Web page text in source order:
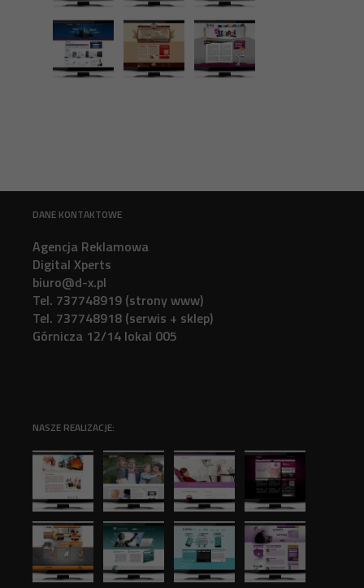
DANE KONTAKTOWE
Agencja Reklamowa
Digital Xperts
biuro@d-x.pl
Tel. 737748919 (strony www)
Tel. 737748918 (serwis + sklep)
Górnicza 12/14 lokal 005
NASZE REALIZACJE: